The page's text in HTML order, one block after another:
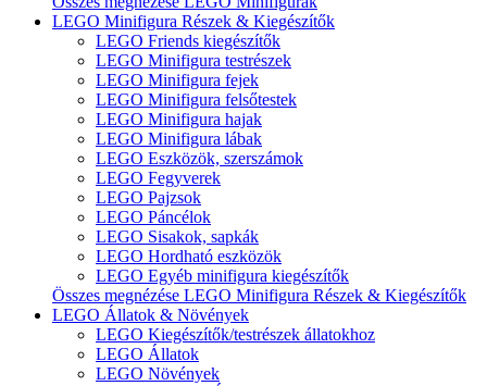
LEGO Minifigura Részek & Kiegészítők
LEGO Friends kiegészítők
LEGO Minifigura testrészek
LEGO Minifigura fejek
LEGO Minifigura felsőtestek
LEGO Minifigura hajak
LEGO Minifigura lábak
LEGO Eszközök, szerszámok
LEGO Fegyverek
LEGO Pajzsok
LEGO Páncélok
LEGO Sisakok, sapkák
LEGO Hordható eszközök
LEGO Egyéb minifigura kiegészítők
Összes megnézése LEGO Minifigura Részek & Kiegészítők
LEGO Állatok & Növények
LEGO Kiegészítők/testrészek állatokhoz
LEGO Állatok
LEGO Növények